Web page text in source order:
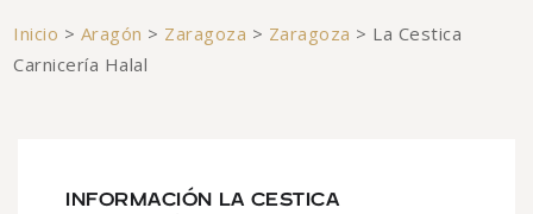
Inicio > Aragón > Zaragoza > Zaragoza > La Cestica
Carnicería Halal
INFORMACIÓN LA CESTICA